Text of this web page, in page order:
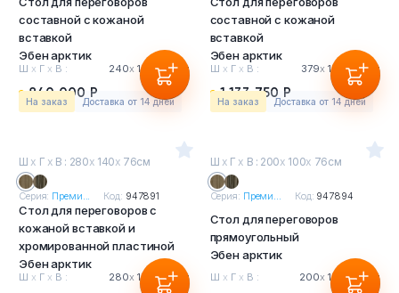
составной с кожаной
вставкой
Эбен арктик
Ш х Г х В : 240х 140 х76см
840 000 Р
На заказ Доставка от 14 дней
составной с кожаной
вставкой
Эбен арктик
Ш х Г х В : 379х 140 х76см
1 133 750 Р
На заказ Доставка от 14 дней
Ш х Г х В : 280х 140х 76см
Серия: Преми... Код: 947891
Стол для переговоров с
кожаной вставкой и
хромированной пластиной
Эбен арктик
Ш х Г х В : 280х 140 х76см
Ш х Г х В : 200х 100х 76см
Серия: Преми... Код: 947894
Стол для переговоров
прямоугольный
Эбен арктик
Ш х Г х В : 200х 100 х76см